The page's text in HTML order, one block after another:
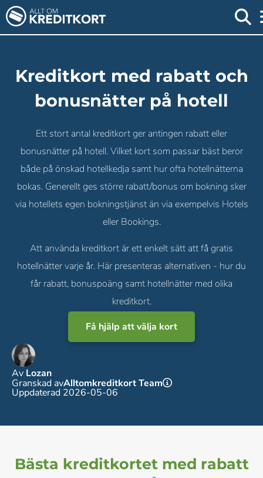
Kreditkort med rabatt och
bonusnätter på hotell
Ett stort antal kreditkort ger antingen rabatt eller
bonusnätter på hotell. Vilket kort som passar bäst beror
både på önskad hotellkedja samt hur ofta hotellnätterna
bokas. Generellt ges större rabatt/bonus om bokning sker
via hotellets egen bokningstjänst än via exempelvis Hotels
eller Bookings.
Att använda kreditkort är ett enkelt sätt att få gratis
hotellnätter varje år. Här presenteras alternativen - hur du
får rabatt, bonuspoäng samt hotellnätter med olika
kreditkort.
Få hjälp att välja kort
Av Lozan
Granskad avAlltomkreditkort Team
Uppdaterad 2026-05-06
Bästa kreditkortet med rabatt